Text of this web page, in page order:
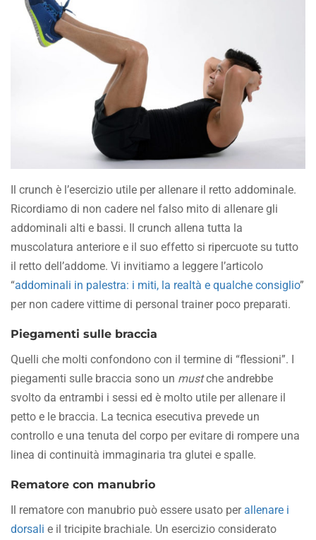
Il crunch è l’esercizio utile per allenare il retto addominale.
Ricordiamo di non cadere nel falso mito di allenare gli
addominali alti e bassi. Il crunch allena tutta la
muscolatura anteriore e il suo effetto si ripercuote su tutto
il retto dell’addome. Vi invitiamo a leggere l’articolo
“addominali in palestra: i miti, la realtà e qualche consiglio”
per non cadere vittime di personal trainer poco preparati.
Piegamenti sulle braccia
Quelli che molti confondono con il termine di “flessioni”. I
piegamenti sulle braccia sono un mustche andrebbe
svolto da entrambi i sessi ed è molto utile per allenare il
petto e le braccia. La tecnica esecutiva prevede un
controllo e una tenuta del corpo per evitare di rompere una
linea di continuità immaginaria tra glutei e spalle.
Rematore con manubrio
Il rematore con manubrio può essere usato per allenare i
dorsali e il tricipite brachiale. Un esercizio considerato